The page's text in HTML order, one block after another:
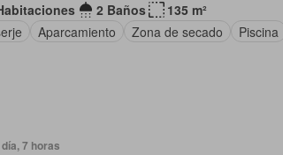
2 Baños
135 m²
Aparcamiento Zona de secado Piscina
7 horas